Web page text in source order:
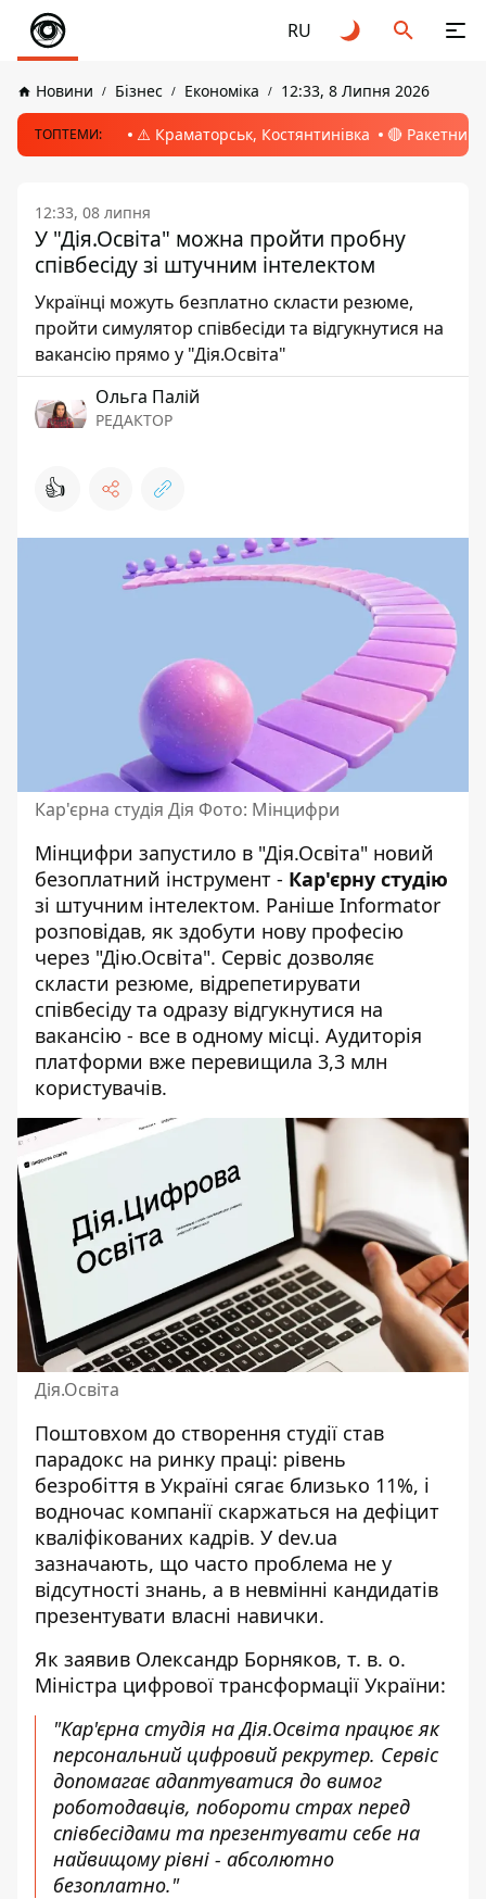
RU
Новини Бізнес Економіка 12:33, 8 Липня 2026
ТОПТЕМИ: ⚠️ Краматорськ, Костянтинівка 🔴 Ракетний
12:33, 08 липня
У "Дія.Освіта" можна пройти пробну
співбесіду зі штучним інтелектом
Українці можуть безплатно скласти резюме,
пройти симулятор співбесіди та відгукнутися на
вакансію прямо у "Дія.Освіта"
Ольга Палій
РЕДАКТОР
👍
Кар'єрна студія Дія Фото: Мінцифри
Мінцифри запустило в "Дія.Освіта" новий
безоплатний інструмент - Кар'єрну студію
зі штучним інтелектом. Раніше Informator
розповідав, як здобути нову професію
через "Дію.Освіта". Сервіс дозволяє
скласти резюме, відрепетирувати
співбесіду та одразу відгукнутися на
вакансію - все в одному місці. Аудиторія
платформи вже перевищила 3,3 млн
користувачів.
Дія.Освіта
Поштовхом до створення студії став
парадокс на ринку праці: рівень
безробіття в Україні сягає близько 11%, і
водночас компанії скаржаться на дефіцит
кваліфікованих кадрів. У dev.ua
зазначають, що часто проблема не у
відсутності знань, а в невмінні кандидатів
презентувати власні навички.
Як заявив Олександр Борняков, т. в. о.
Міністра цифрової трансформації України:
"Кар'єрна студія на Дія.Освіта працює як
персональний цифровий рекрутер. Сервіс
допомагає адаптуватися до вимог
роботодавців, побороти страх перед
співбесідами та презентувати себе на
найвищому рівні - абсолютно
безоплатно."